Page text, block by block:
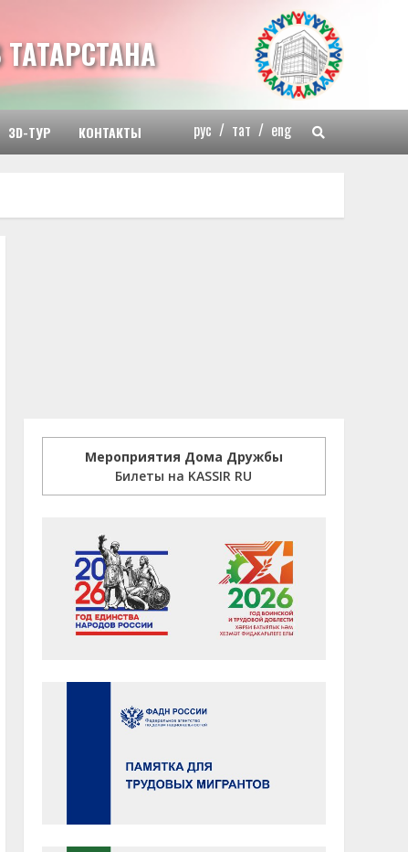
3D-ТУР КОНТАКТЫ рус / тат / eng
Мероприятия Дома Дружбы
Билеты на KASSIR RU